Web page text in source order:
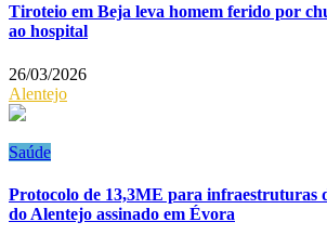
Tiroteio em Beja leva homem ferido por
ao hospital
26/03/2026
Alentejo
Saúde
Protocolo de 13,3ME para infraestruturas
do Alentejo assinado em Évora